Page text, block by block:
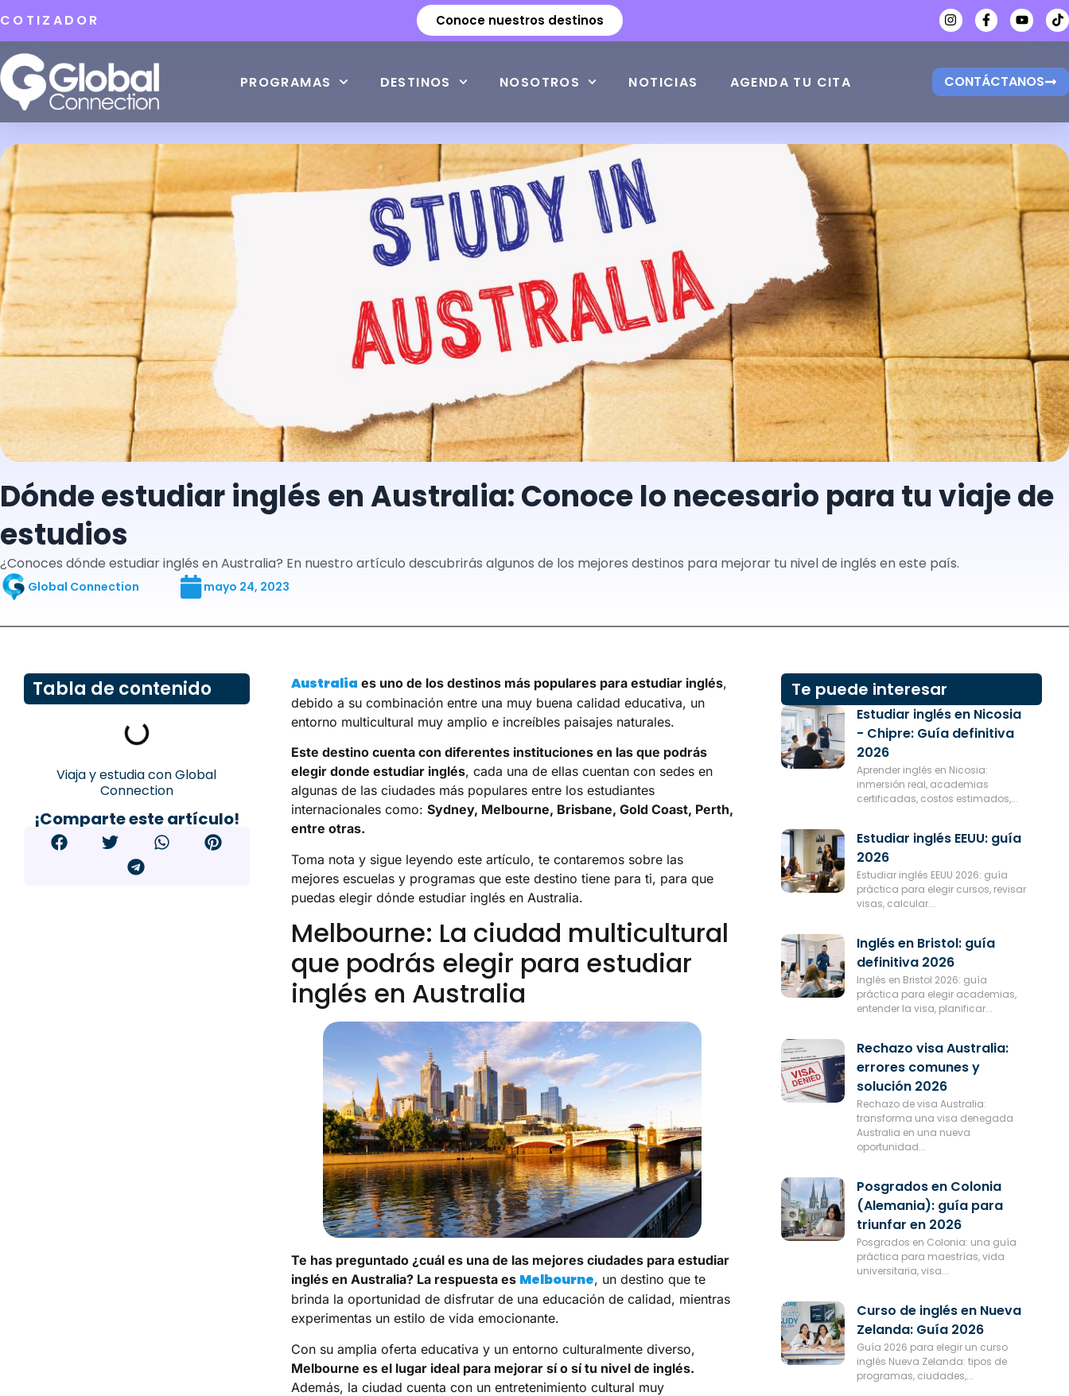
COTIZADOR Conoce nuestros destinos
PROGRAMAS DESTINOS NOSOTROS NOTICIAS AGENDA TU CITA CONTÁCTANOS
Dónde estudiar inglés en Australia: Conoce lo necesario para tu viaje de
estudios
¿Conoces dónde estudiar inglés en Australia? En nuestro artículo descubrirás algunos de los mejores destinos para mejorar tu nivel de inglés en este país.
Global Connection mayo 24, 2023
Tabla de contenido
Viaja y estudia con Global
Connection
¡Comparte este artículo!
Australia es uno de los destinos más populares para estudiar inglés,
debido a su combinación entre una muy buena calidad educativa, un
entorno multicultural muy amplio e increíbles paisajes naturales.
Este destino cuenta con diferentes instituciones en las que podrás
elegir donde estudiar inglés, cada una de ellas cuentan con sedes en
algunas de las ciudades más populares entre los estudiantes
internacionales como: Sydney, Melbourne, Brisbane, Gold Coast, Perth,
entre otras.
Toma nota y sigue leyendo este artículo, te contaremos sobre las
mejores escuelas y programas que este destino tiene para ti, para que
puedas elegir dónde estudiar inglés en Australia.
Melbourne: La ciudad multicultural
que podrás elegir para estudiar
inglés en Australia
Te has preguntado ¿cuál es una de las mejores ciudades para estudiar
inglés en Australia? La respuesta es Melbourne, un destino que te
brinda la oportunidad de disfrutar de una educación de calidad, mientras
experimentas un estilo de vida emocionante.
Con su amplia oferta educativa y un entorno culturalmente diverso,
Melbourne es el lugar ideal para mejorar sí o sí tu nivel de inglés.
Además, la ciudad cuenta con un entretenimiento cultural muy
Te puede interesar
Estudiar inglés en Nicosia
- Chipre: Guía definitiva
2026
Aprender inglés en Nicosia:
inmersión real, academias
certificadas, costos estimados,...
Estudiar inglés EEUU: guía
2026
Estudiar inglés EEUU 2026: guía
práctica para elegir cursos, revisar
visas, calcular...
Inglés en Bristol: guía
definitiva 2026
Inglés en Bristol 2026: guía
práctica para elegir academias,
entender la visa, planificar...
Rechazo visa Australia:
errores comunes y
solución 2026
Rechazo de visa Australia:
transforma una visa denegada
Australia en una nueva
oportunidad...
Posgrados en Colonia
(Alemania): guía para
triunfar en 2026
Posgrados en Colonia: una guía
práctica para maestrías, vida
universitaria, visa...
Curso de inglés en Nueva
Zelanda: Guía 2026
Guía 2026 para elegir un curso
inglés Nueva Zelanda: tipos de
programas, ciudades,...